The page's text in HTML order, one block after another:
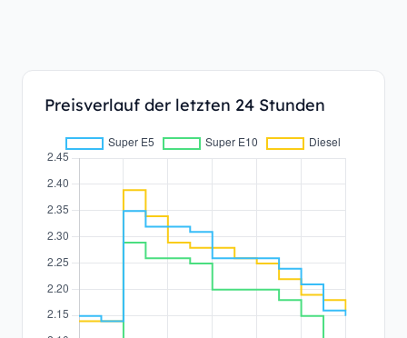
Preisverlauf der letzten 24 Stunden